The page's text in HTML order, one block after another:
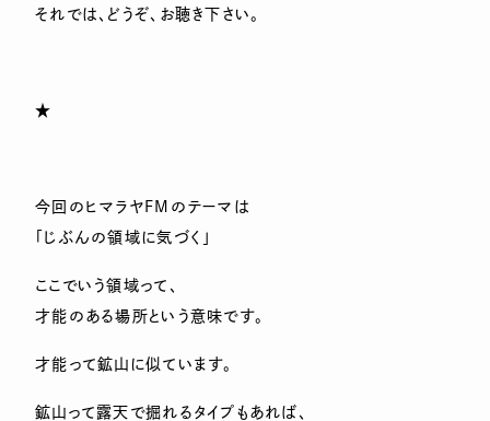
それでは、どうぞ、お聴き下さい。
★
今回のヒマラヤFMのテーマは
「じぶんの領域に気づく」
ここでいう領域って、
才能のある場所という意味です。
才能って鉱山に似ています。
鉱山って露天で掘れるタイプもあれば、